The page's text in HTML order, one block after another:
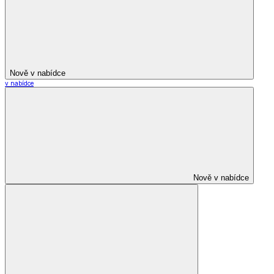
Nově v nabídce
v nabídce
Nově v nabídce